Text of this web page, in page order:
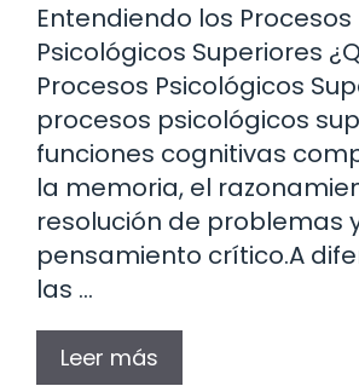
Entendiendo los Procesos
Psicológicos Superiores
Procesos Psicológicos
procesos psicológicos
funciones cognitivas
la memoria, el
resolución de problemas
pensamiento crítico.A
las …
Leer más